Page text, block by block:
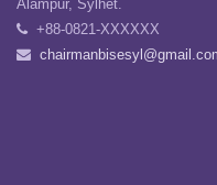
Board of Intermediate &
Alampur, Sylhet.
+88-0821-XXXXXX